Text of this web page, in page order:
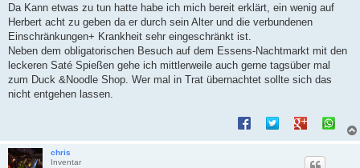
Da Kann etwas zu tun hatte habe ich mich bereit erklärt, ein wenig auf
Herbert acht zu geben da er durch sein Alter und die verbundenen
Einschränkungen+ Krankheit sehr eingeschränkt ist.
Neben dem obligatorischen Besuch auf dem Essens-Nachtmarkt mit den
leckeren Saté Spießen gehe ich mittlerweile auch gerne tagsüber mal
zum Duck &Noodle Shop. Wer mal in Trat übernachtet sollte sich das
nicht entgehen lassen.
chris
Inventar